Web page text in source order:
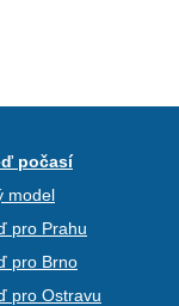
počasí
model
pro Prahu
pro Brno
pro Ostravu